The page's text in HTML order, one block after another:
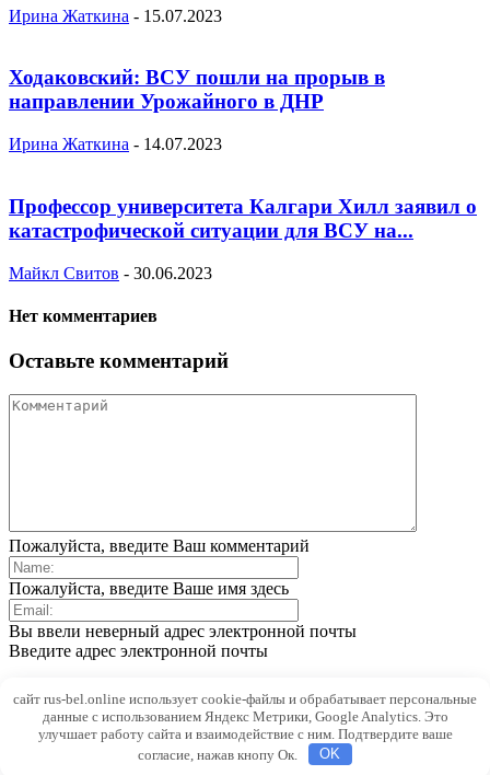
Ирина Жаткина - 15.07.2023
Ходаковский: ВСУ пошли на прорыв в
направлении Урожайного в ДНР
Ирина Жаткина - 14.07.2023
Профессор университета Калгари Хилл заявил о
катастрофической ситуации для ВСУ на...
Майкл Свитов - 30.06.2023
Нет комментариев
Оставьте комментарий
Пожалуйста, введите Ваш комментарий
Пожалуйста, введите Ваше имя здесь
Вы ввели неверный адрес электронной почты
Введите адрес электронной почты
Save my name, email, and website in this browser for the next
time I comment.
сайт rus-bel.online использует cookie-файлы и обрабатывает персональные
данные с использованием Яндекс Метрики, Google Analytics. Это
улучшает работу сайта и взаимодействие с ним. Подтвердите ваше
согласие, нажав кнопу Ок.
OK